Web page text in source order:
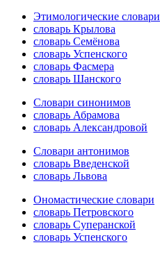
Этимологические словари
словарь Крылова
словарь Семёнова
словарь Успенского
словарь Фасмера
словарь Шанского
Словари синонимов
словарь Абрамова
словарь Александровой
Словари антонимов
словарь Введенской
словарь Львова
Ономастические словари
словарь Петровского
словарь Суперанской
словарь Успенского